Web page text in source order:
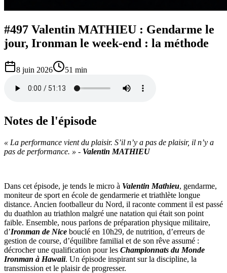
#497 Valentin MATHIEU : Gendarme le
jour, Ironman le week-end : la méthode
8 juin 2026 51 min
Notes de l'épisode
« La performance vient du plaisir. S’il n’y a pas de plaisir, il n’y a
pas de performance. » - Valentin MATHIEU
Dans cet épisode, je tends le micro à Valentin Mathieu, gendarme,
moniteur de sport en école de gendarmerie et triathlète longue
distance. Ancien footballeur du Nord, il raconte comment il est passé
du duathlon au triathlon malgré une natation qui était son point
faible. Ensemble, nous parlons de préparation physique militaire,
d’Ironman de Nice bouclé en 10h29, de nutrition, d’erreurs de
gestion de course, d’équilibre familial et de son rêve assumé :
décrocher une qualification pour les Championnats du Monde
Ironman à Hawaii. Un épisode inspirant sur la discipline, la
transmission et le plaisir de progresser.